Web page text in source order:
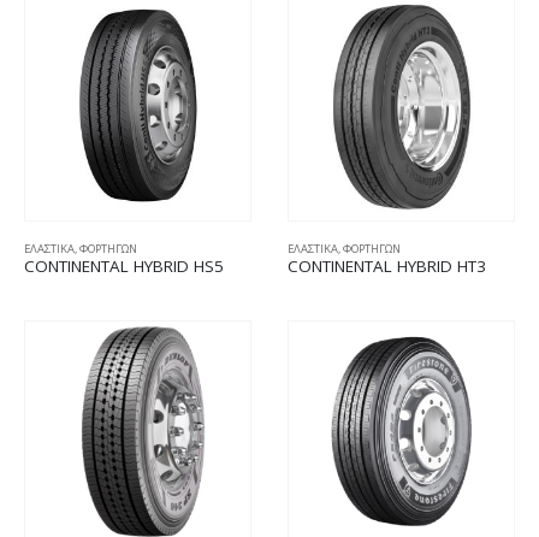
ΕΛΑΣΤΙΚΑ,ΦΟΡΤΗΓΩΝ
CONTINENTAL HYBRID HS5
ΕΛΑΣΤΙΚΑ,ΦΟΡΤΗΓΩΝ
CONTINENTAL HYBRID HT3